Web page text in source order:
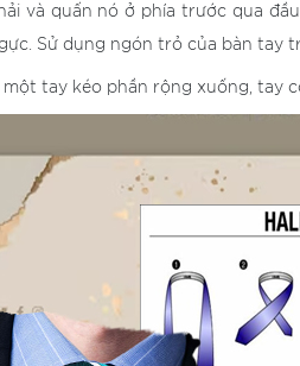
và quấn nó ở phía trước qua
Sử dụng ngón trỏ của bàn tay
tay kéo phần rộng xuống, tay